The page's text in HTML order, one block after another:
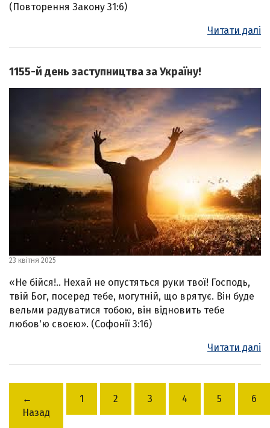
(Повторення Закону 31:6)
Читати далі
1155-й день заступництва за Україну!
23 квітня 2025
«Не бійся!.. Нехай не опустяться руки твої! Господь,
твій Бог, посеред тебе, могутній, що врятує. Він буде
вельми радуватися тобою, він відновить тебе
любов'ю своєю». (Софонії 3:16)
Читати далі
←
Назад
1 2 3 4 5 6